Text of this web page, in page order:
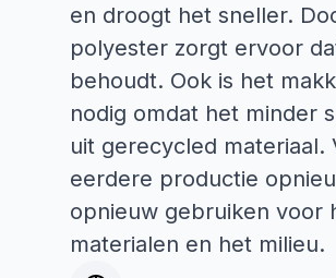
en droogt het sneller.
polyester zorgt ervoor
behoudt. Ook is het
nodig omdat het minder
uit gerecycled
eerdere productie
opnieuw gebruiken voor
materialen en het milieu.